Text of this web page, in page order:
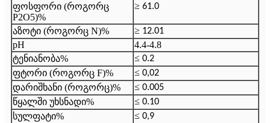
ფოსფორი (როგორც
P2O5)%
≥ 61.0
აზოტი (როგორც N)% ≥ 12.01
pH
4.4-4.8
ტენიანობა%
≤ 0.2
ფტორი (როგორც F)% ≤ 0,02
დარიშხანი (როგორც)% ≤ 0.005
წყალში უხსნადი% ≤ 0.10
სულფატი% ≤ 0,9